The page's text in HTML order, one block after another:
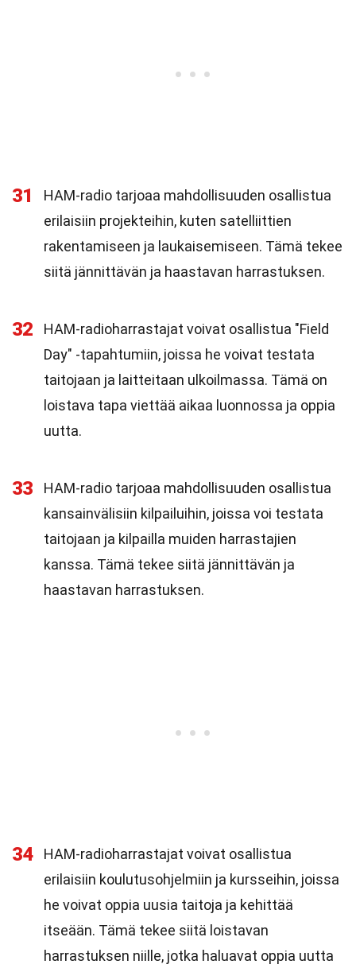
31
HAM-radio tarjoaa mahdollisuuden osallistua
erilaisiin projekteihin, kuten satelliittien
rakentamiseen ja laukaisemiseen. Tämä tekee
siitä jännittävän ja haastavan harrastuksen.
32
HAM-radioharrastajat voivat osallistua "Field
Day" -tapahtumiin, joissa he voivat testata
taitojaan ja laitteitaan ulkoilmassa. Tämä on
loistava tapa viettää aikaa luonnossa ja oppia
uutta.
33
HAM-radio tarjoaa mahdollisuuden osallistua
kansainvälisiin kilpailuihin, joissa voi testata
taitojaan ja kilpailla muiden harrastajien
kanssa. Tämä tekee siitä jännittävän ja
haastavan harrastuksen.
34
HAM-radioharrastajat voivat osallistua
erilaisiin koulutusohjelmiin ja kursseihin, joissa
he voivat oppia uusia taitoja ja kehittää
itseään. Tämä tekee siitä loistavan
harrastuksen niille, jotka haluavat oppia uutta